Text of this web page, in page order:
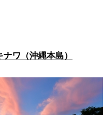
ワ（沖縄本島）